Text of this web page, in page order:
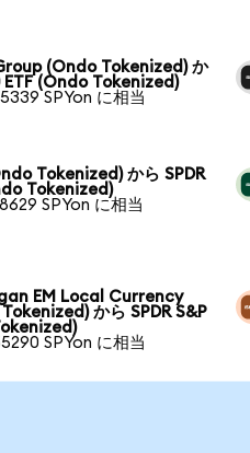
(Ondo Tokenized) か
ETF (Ondo Tokenized)
SPYon に相当
Tokenized) から SPDR
Tokenized)
SPYon に相当
EM Local Currency
から SPDR S&P
SPYon に相当